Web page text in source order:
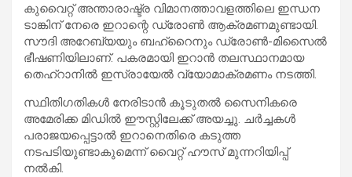
കുവൈറ്റ് അന്താരാഷ്ട്ര വിമാനത്താവളത്തിലെ ഇന്ധന
ടാങ്കിന് നേരെ ഇറാന്റെ ഡ്രോൺ ആക്രമണമുണ്ടായി.
സൗദി അറേബ്യയും ബഹ്‌റൈനും ഡ്രോൺ-മിസൈൽ
ഭീഷണിയിലാണ്. പകരമായി ഇറാൻ തലസ്ഥാനമായ
തെഹ്‌റാനിൽ ഇസ്രായേൽ വ്യോമാക്രമണം നടത്തി.
സ്ഥിതിഗതികൾ നേരിടാൻ കൂടുതൽ സൈനികരെ
അമേരിക്ക മിഡിൽ ഈസ്റ്റിലേക്ക് അയച്ചു. ചർച്ചകൾ
പരാജയപ്പെട്ടാൽ ഇറാനെതിരെ കടുത്ത
നടപടിയുണ്ടാകുമെന്ന് വൈറ്റ് ഹൗസ് മുന്നറിയിപ്പ്
നൽകി.